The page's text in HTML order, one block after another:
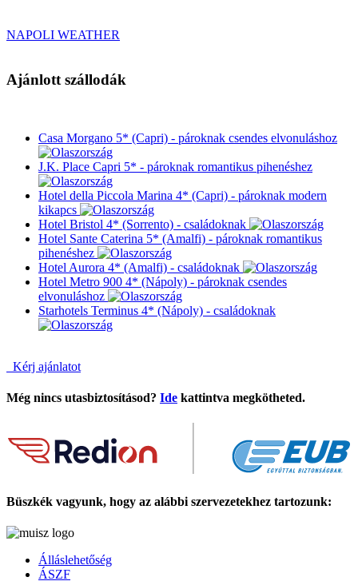
NAPOLI WEATHER
Ajánlott szállodák
Casa Morgano 5* (Capri) - pároknak csendes elvonuláshoz
J.K. Place Capri 5* - pároknak romantikus pihenéshez
Hotel della Piccola Marina 4* (Capri) - pároknak modern
kikapcs
Hotel Bristol 4* (Sorrento) - családoknak
Hotel Sante Caterina 5* (Amalfi) - pároknak romantikus
pihenéshez
Hotel Aurora 4* (Amalfi) - családoknak
Hotel Metro 900 4* (Nápoly) - pároknak csendes
elvonuláshoz
Starhotels Terminus 4* (Nápoly) - családoknak
Kérj ajánlatot
Még nincs utasbiztosításod? Ide kattintva megkötheted.
Büszkék vagyunk, hogy az alábbi szervezetekhez tartozunk:
Álláslehetőség
ÁSZF